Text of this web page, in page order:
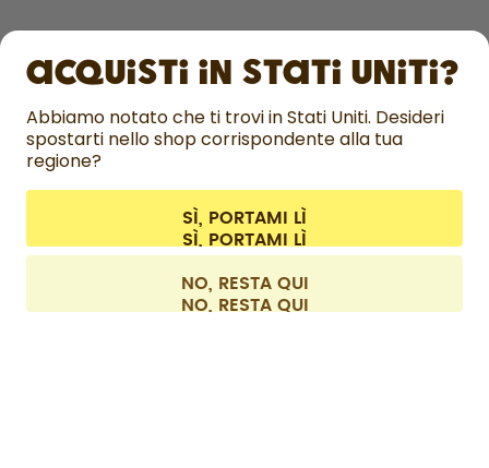
ASSISTENZA
CONTATTI
Informativa sulla privacy Informazioni legali
Recedere dal contratto
Tutti i prezzi sono comprensivi di tasse ed escludono i costi di
spedizione.
Acquisti in Stati Uniti?
Abbiamo notato che ti trovi in Stati Uniti. Desideri
spostarti nello shop corrispondente alla tua
regione?
SÌ, PORTAMI LÌ
NO, RESTA QUI